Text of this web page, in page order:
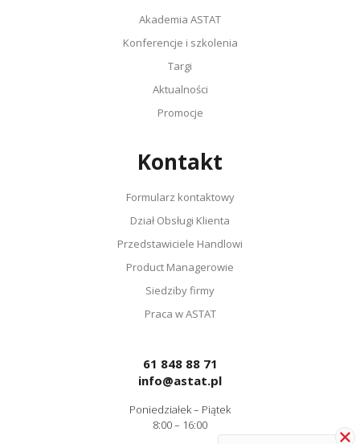
Akademia ASTAT
Konferencje i szkolenia
Targi
Aktualności
Promocje
Kontakt
Formularz kontaktowy
Dział Obsługi Klienta
Przedstawiciele Handlowi
Product Managerowie
Siedziby firmy
Praca w ASTAT
61 848 88 71
info@astat.pl
Poniedziałek – Piątek
8:00 – 16:00